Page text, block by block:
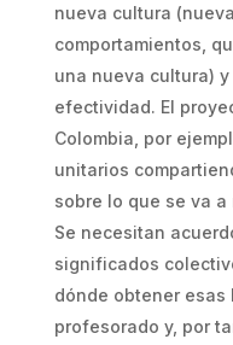
nueva cultura
comportamientos,
una nueva cultura)
efectividad. El
Colombia, por
unitarios
sobre lo que se va
Se necesitan
significados
dónde obtener esas
profesorado y, por